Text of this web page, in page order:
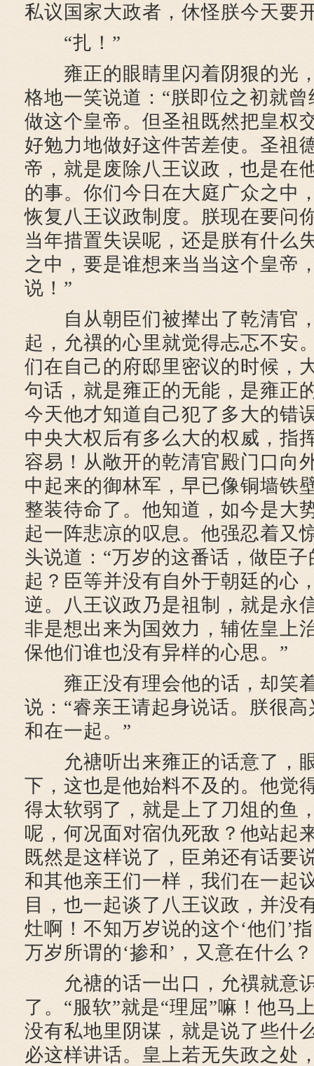
私议国家大政者，休怪朕今天要
“扎！”
雍正的眼睛里闪着阴狠的光
格地一笑说道：“朕即位之初就
做这个皇帝。但圣祖既然把皇权
好勉力地做好这件苦差使。圣祖
帝，就是废除八王议政，也是在
的事。你们今日在大庭广众之中
恢复八王议政制度。朕现在要问
当年措置失误呢，还是朕有什么
之中，要是谁想来当当这个皇帝
说！”
自从朝臣们被撵出了乾清官
起，允禩的心里就觉得忐忑不安
们在自己的府邸里密议的时候，
句话，就是雍正的无能，是雍正
今天他才知道自己犯了多大的错
中央大权后有多么大的权威，指
容易！从敞开的乾清官殿门口向
中起来的御林军，早已像铜墙铁
整装待命了。他知道，如今是大
起一阵悲凉的叹息。他强忍着又
头说道：“万岁的这番话，做臣
起？臣等并没有自外于朝廷的心
逆。八王议政乃是祖制，就是永
非是想出来为国效力，辅佐皇上
保他们谁也没有异样的心思。”
雍正没有理会他的话，却笑
说：“睿亲王请起身说话。朕很
和在一起。”
允禟听出来雍正的话意了，
下，这也是他始料不及的。他觉
得太软弱了，就是上了刀俎的鱼
呢，何况面对宿仇死敌？他站起
既然是这样说了，臣弟还有话要
和其他亲王们一样，我们在一起
目，也一起谈了八王议政，并没
灶啊！不知万岁说的这个‘他们’
万岁所谓的‘掺和’，又意在什么
允禟的话一出口，允禩就意
了。“服软”就是“理屈”嘛！他马
没有私地里阴谋，就是说了些什
必这样讲话。皇上若无失政之处